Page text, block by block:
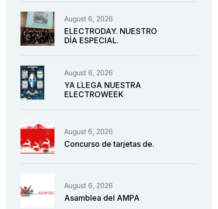
August 6, 2026
ELECTRODAY. NUESTRO
DÍA ESPECIAL.
August 6, 2026
YA LLEGA NUESTRA
ELECTROWEEK
August 6, 2026
Concurso de tarjetas de.
August 6, 2026
Asamblea del AMPA